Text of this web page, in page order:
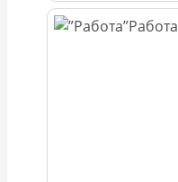
Работа